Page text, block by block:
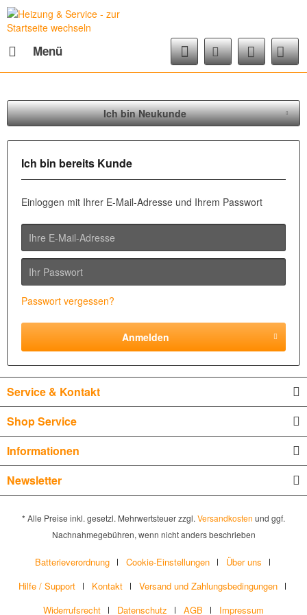
Menü
Ich bin Neukunde
Ich bin bereits Kunde
Einloggen mit Ihrer E-Mail-Adresse und Ihrem Passwort
Passwort vergessen?
Anmelden
Service & Kontakt
Shop Service
Informationen
Newsletter
* Alle Preise inkl. gesetzl. Mehrwertsteuer zzgl. Versandkosten und ggf.
Nachnahmegebühren, wenn nicht anders beschrieben
Batterieverordnung Cookie-Einstellungen
Über uns
Hilfe / Support
Kontakt
Versand und Zahlungsbedingungen
Widerrufsrecht
Datenschutz AGB Impressum